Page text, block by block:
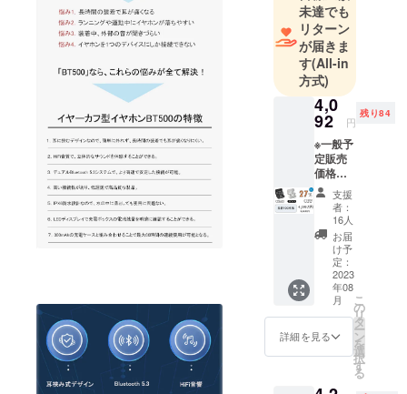
未達でも
リターン
が届きま
す(All-in
方式)
4,0
92 円
残り84
※一般予
定販売
価格：
5,606円
の
27％OF
F 1セッ
ト内
容：
BT500
本体x1
充電
ケース
x1 ケー
ブルx1
取扱説
支援
者：
16人
お届
け予
定：
2023
年08
月
詳細を見る
こ
の
リ
タ
ー
ン
を
選
択
す
る